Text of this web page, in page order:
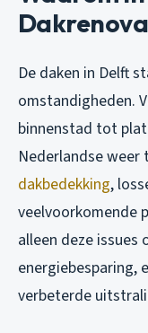
De daken in Delft
omstandigheden.
binnenstad tot
Nederlandse weer
dakbedekking,
veelvoorkomende
alleen deze issues
energiebesparing,
verbeterde